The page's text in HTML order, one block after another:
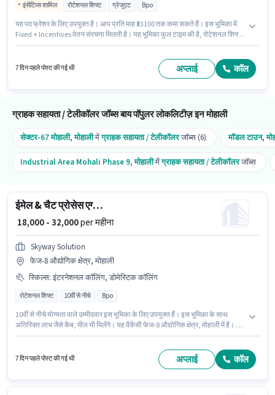
इंसेंटिव्स शामिल रोटेशनल शिफ्ट ग्रेजुएट Bpo
यह पद फ्रेशर के लिए उपयुक्त है। आप प्रति माह ₹33100 तक कमा सकते हैं। इस भूमिका में
Fixed + Incentives वेतन संरचना मिलती है। यह भूमिका फुल टाइम की है, रोटेशनल शिफ्ट
चाहिए। इस भूमिका के लिए उम्मीदवार के पास कंप्यूटर नॉलेज, इंटरनेशनल कॉलिंग होना
7 दिन पहले पोस्ट की गई थी अप्लाई कॉल
ग्राहक सहायता / टेलीकॉलर जॉब्स बाय पॉपुलर लोकलिटीज़ इन मोहाली
सेक्टर-67 मोहाली,मोहालीमेंग्राहक सहायता / टेलीकॉलरजॉब्स (6) मॉडल टाउन,
Industrial Area Mohali Phase 9,मोहालीमेंग्राहक सहायता / टेलीकॉलरजॉब्स
ईमेल & चैट प्रोसेस एग्जीक्यूटिव
₹ 18,000 - 32,000per महीना
Skyway Solution
फेज-8 औद्योगिक क्षेत्र, मोहाली
स्किल्स: इंटरनेशनल कॉलिंग, डोमेस्टिक कॉलिंग
रोटेशनल शिफ्ट 10वीं से नीचे Bpo
10वीं से नीचे योग्यता वाले उम्मीदवार इस भूमिका के लिए उपयुक्त हैं। इस भूमिका के साथ
अतिरिक्त लाभ जैसे कैब, मील भी मिलेंगे। यह वैकेंसी फेज-8 औद्योगिक क्षेत्र, मोहाली में है। इस
कमा सकते हैं। इस भूमिका में Fixed वेतन संरचना मिलती है।
7 दिन पहले पोस्ट की गई थी अप्लाई कॉल